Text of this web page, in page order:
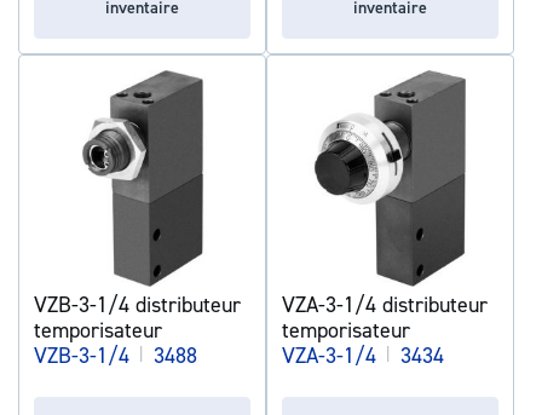
inventaire
inventaire
VZB-3-1/4 distributeur
temporisateur
VZB-3-1/4 | 3488
VZA-3-1/4 distributeur
temporisateur
VZA-3-1/4 | 3434